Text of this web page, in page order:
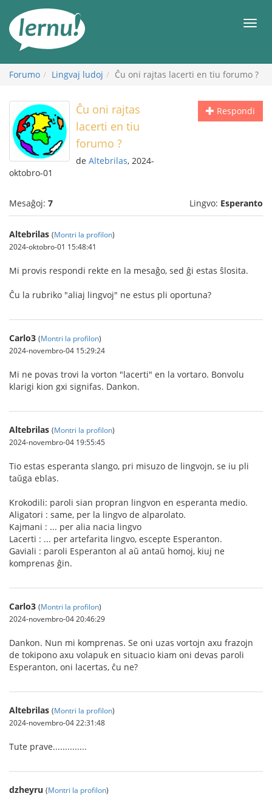
enhavo
Forumo Lingvaj ludoj Ĉu oni rajtas lacerti en tiu forumo ?
Respondi
Ĉu oni rajtas
lacerti en tiu
forumo ?
de Altebrilas, 2024-
oktobro-01
Mesaĝoj: 7 Lingvo: Esperanto
Altebrilas (Montri la profilon)
2024-oktobro-01 15:48:41
Mi provis respondi rekte en la mesaĝo, sed ĝi estas ŝlosita.
Ĉu la rubriko "aliaj lingvoj" ne estus pli oportuna?
Carlo3 (Montri la profilon)
2024-novembro-04 15:29:24
Mi ne povas trovi la vorton "lacerti" en la vortaro. Bonvolu
klarigi kion gxi signifas. Dankon.
Altebrilas (Montri la profilon)
2024-novembro-04 19:55:45
Tio estas esperanta slango, pri misuzo de lingvojn, se iu pli
taŭga eblas.
Krokodili: paroli sian propran lingvon en esperanta medio.
Aligatori : same, per la lingvo de alparolato.
Kajmani : ... per alia nacia lingvo
Lacerti : ... per artefarita lingvo, escepte Esperanton.
Gaviali : paroli Esperanton al aŭ antaŭ homoj, kiuj ne
komprenas ĝin.
Carlo3 (Montri la profilon)
2024-novembro-04 20:46:29
Dankon. Nun mi komprenas. Se oni uzas vortojn axu frazojn
de tokipono axu volapuk en situacio kiam oni devas paroli
Esperanton, oni lacertas, ĉu ne?
Altebrilas (Montri la profilon)
2024-novembro-04 22:31:48
Tute prave..............
dzheyru (Montri la profilon)